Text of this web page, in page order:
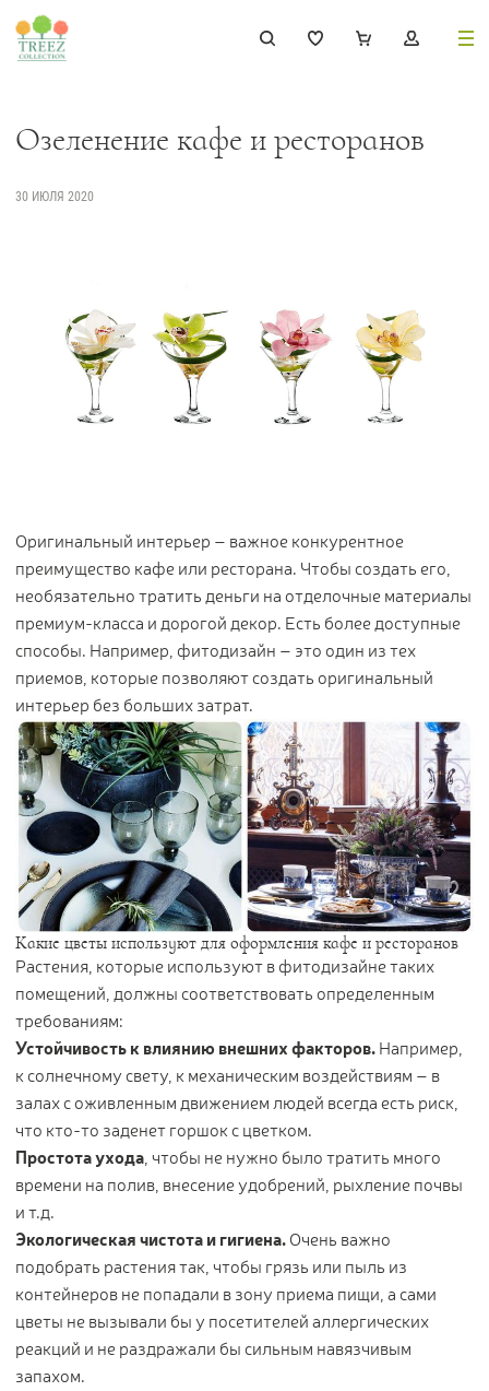
Деревья
Растения, кусты, мох и трава 221
Ампельные растения
Кашпо 256
Товары с 3D-моделями 499
Готовые решения от Treez 146
Алфавитный указатель
Прайс-листы и каталоги
О Treez
Доставка и оплата
Вопросы и ответы
Контакты
Новости
СМИ о нас
Озеленение кафе и ресторанов
30 ИЮЛЯ 2020
Оригинальный интерьер – важное конкурентное
преимущество кафе или ресторана. Чтобы создать его,
необязательно тратить деньги на отделочные материалы
премиум-класса и дорогой декор. Есть более доступные
способы. Например, фитодизайн – это один из тех
приемов, которые позволяют создать оригинальный
интерьер без больших затрат.
Какие цветы используют для оформления кафе и ресторанов
Растения, которые используют в фитодизайне таких
помещений, должны соответствовать определенным
требованиям:
Устойчивость к влиянию внешних факторов.Например,
к солнечному свету, к механическим воздействиям – в
залах с оживленным движением людей всегда есть риск,
что кто-то заденет горшок с цветком.
Простота ухода, чтобы не нужно было тратить много
времени на полив, внесение удобрений, рыхление почвы
и т.д.
Экологическая чистота и гигиена.Очень важно
подобрать растения так, чтобы грязь или пыль из
контейнеров не попадали в зону приема пищи, а сами
цветы не вызывали бы у посетителей аллергических
реакций и не раздражали бы сильным навязчивым
запахом.